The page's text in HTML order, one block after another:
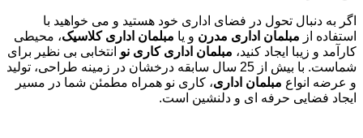
اگر به دنبال تحول در فضای اداری خود هستید و می خواهید با
استفاده از مبلمان اداری مدرن و یا مبلمان اداری کلاسیک، محیطی
کارآمد و زیبا ایجاد کنید، مبلمان اداری کاری نو انتخابی بی نظیر برای
شماست. با بیش از 25 سال سابقه درخشان در زمینه طراحی، تولید
و عرضه انواع مبلمان اداری، کاری نو همراه مطمئن شما در مسیر
ایجاد فضایی حرفه ای و دلنشین است.